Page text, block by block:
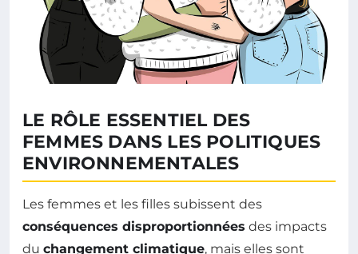
LE RÔLE ESSENTIEL DES
FEMMES DANS LES POLITIQUES
ENVIRONNEMENTALES
Les femmes et les filles subissent des
conséquences disproportionnées des impacts
du changement climatique, mais elles sont